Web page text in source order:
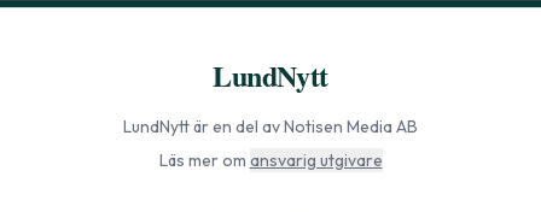
LundNytt
LundNyttär en del av Notisen Media AB
Läs mer om ansvarig utgivare